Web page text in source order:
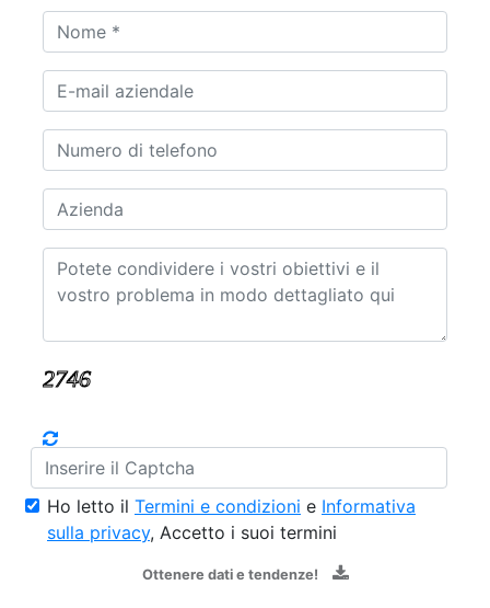
Ho letto il Termini e condizioni e Informativa
sulla privacy, Accetto i suoi termini
Ottenere dati e tendenze!